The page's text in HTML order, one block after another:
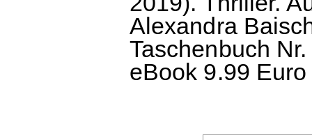
Alexandra
Taschenbuch
eBook 9.99